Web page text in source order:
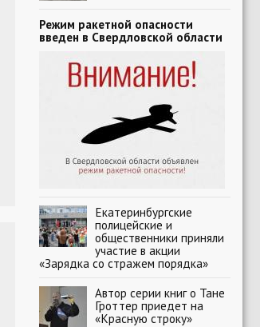
Режим ракетной опасности
введен в Свердловской области
Екатеринбургские
полицейские и
общественники приняли
участие в акции
«Зарядка со стражем порядка»
Автор серии книг о Тане
Гроттер приедет на
«Красную строку»